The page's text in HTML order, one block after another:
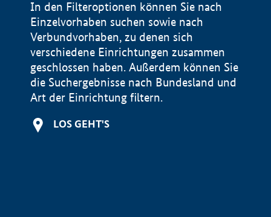
In den Filteroptionen können Sie nach
Einzelvorhaben suchen sowie nach
Verbundvorhaben, zu denen sich
verschiedene Einrichtungen zusammen
geschlossen haben. Außerdem können Sie
die Suchergebnisse nach Bundesland und
Art der Einrichtung filtern.
LOS GEHT'S